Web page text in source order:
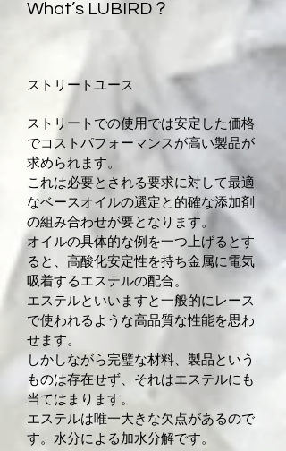
What’s LUBIRD？
ストリートユース
ストリートでの使用では安定した価格
でコストパフォーマンスが高い製品が
求められます。
これは必要とされる要求に対して最適
なベースオイルの選定と的確な添加剤
の組み合わせが要となります。
オイルの具体的な例を一つ上げるとす
ると、高酸化安定性を持ち金属に電気
吸着するエステルの配合。
エステルといいますと一般的にレース
で使われるような高品質な性能を思わ
せます。
しかしながら完璧な材料、製品という
ものは存在せず、それはエステルにも
当てはまります。
エステルは唯一大きな欠点があるので
す。水分による加水分解です。